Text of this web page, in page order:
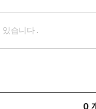
0